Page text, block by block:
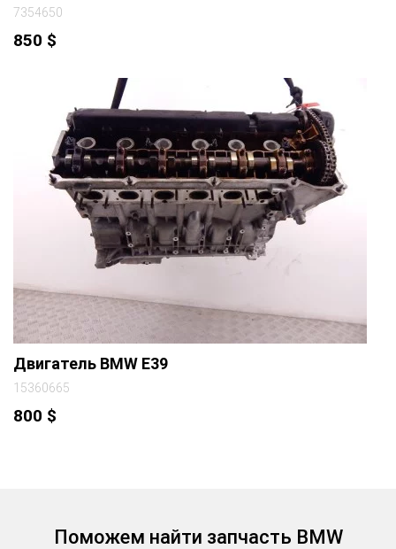
7354650
850 $
Двигатель BMW E39
15360665
800 $
Поможем найти запчасть BMW